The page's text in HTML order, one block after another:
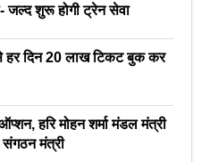
जल्द शुरू होगी ट्रेन सेवा
दिन 20 लाख टिकट बुक कर
हरि मोहन शर्मा मंडल मंत्री
मंत्री